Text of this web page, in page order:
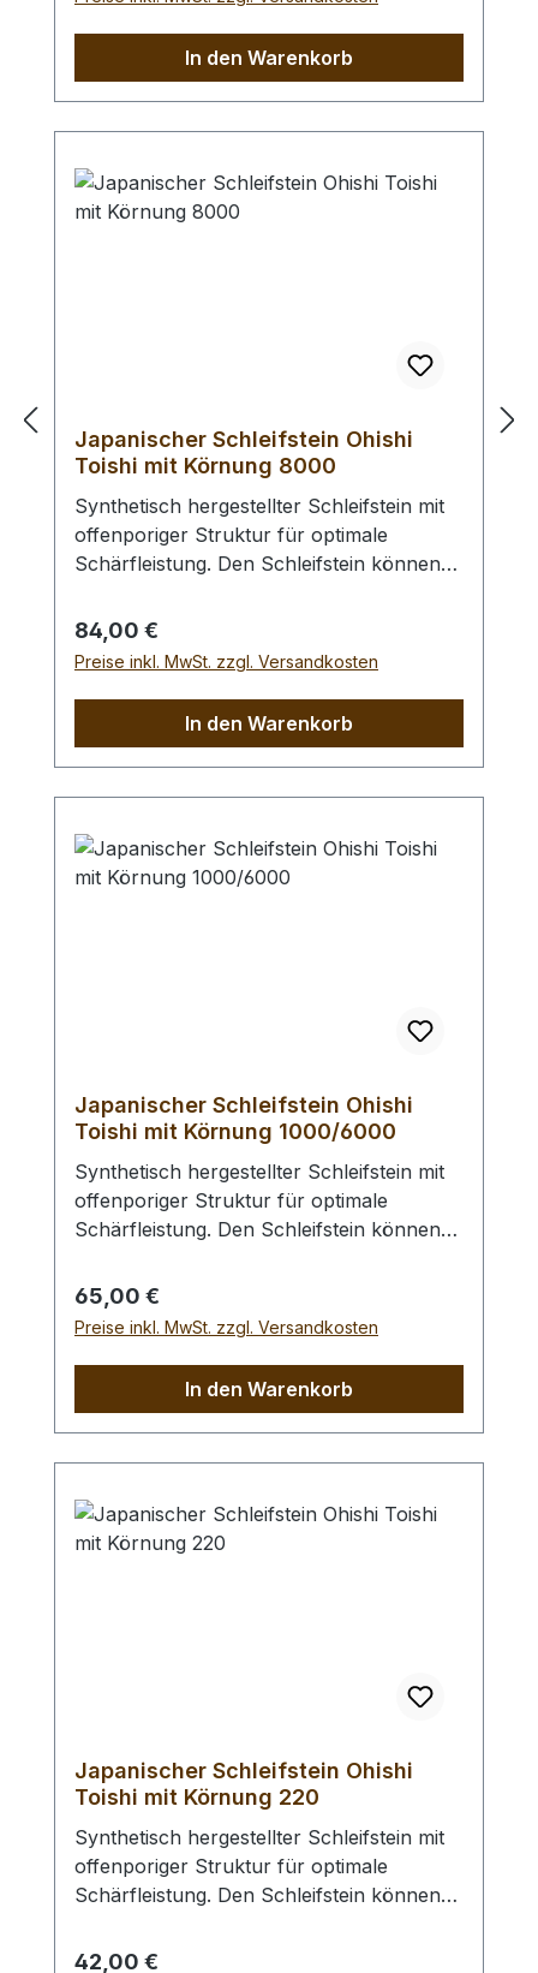
Minuten wässern. Abmessungen (L/B/H)
In den Warenkorb
Japanischer Schleifstein Ohishi
Toishi mit Körnung 8000
Synthetisch hergestellter Schleifstein mit
offenporiger Struktur für optimale
Schärfleistung. Den Schleifstein können
einer Glasplatte abrichten. Vor Benutzung
sollten Sie den Schleifstein ca. 10 - 15
Minuten wässern. Abmessungen (L/B/H)
Regulärer Preis:
84,00 €
Preise inkl. MwSt. zzgl. Versandkosten
In den Warenkorb
Japanischer Schleifstein Ohishi
Toishi mit Körnung 1000/6000
Synthetisch hergestellter Schleifstein mit
offenporiger Struktur für optimale
Schärfleistung. Den Schleifstein können
einer Glasplatte abrichten. Vor Benutzung
sollten Sie den Schleifstein ca. 10 - 15
Minuten wässern. Abmessungen (L/B/H)
Regulärer Preis:
65,00 €
Preise inkl. MwSt. zzgl. Versandkosten
In den Warenkorb
Japanischer Schleifstein Ohishi
Toishi mit Körnung 220
Synthetisch hergestellter Schleifstein mit
offenporiger Struktur für optimale
Schärfleistung. Den Schleifstein können
einer Glasplatte abrichten. Vor Benutzung
Regulärer Preis:
42,00 €